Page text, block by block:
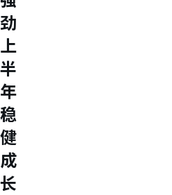
劲
上
半
年
稳
健
成
长